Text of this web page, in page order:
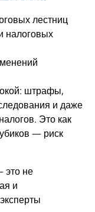
лестниц
​​налоговых
штрафы,
и даже
Это как
— риск
это не
и